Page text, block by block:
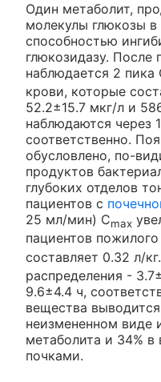
Один метаболит,
молекулы глюкозы в
способностью
глюкозидазу. После
наблюдается 2 пика
крови, которые
52.2±15.7 мкг/л и
наблюдаются через
соответственно.
обусловлено, по-
продуктов
глубоких отделов
пациентов с
25 мл/мин) Cmax
пациентов
составляет 0.32 л/
распределения -
9.6±4.4 ч,
вещества
неизмененном виде
метаболита и 34%
почками.